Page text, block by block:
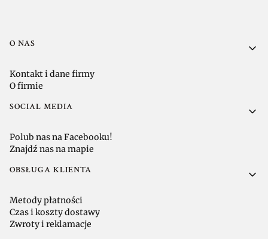
Linki w stopce
O NAS
Kontakt i dane firmy
O firmie
SOCIAL MEDIA
Polub nas na Facebooku!
Znajdź nas na mapie
OBSŁUGA KLIENTA
Metody płatności
Czas i koszty dostawy
Zwroty i reklamacje